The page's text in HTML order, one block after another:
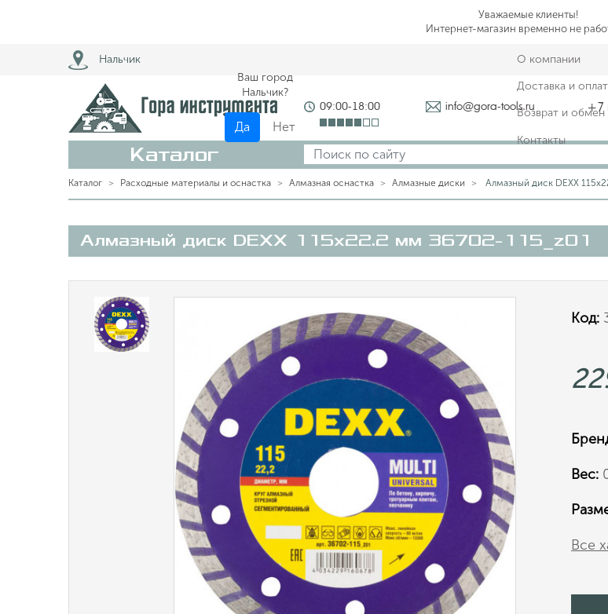
Уважаемые клиенты!
Интернет-магазин временно не
Нальчик
Ваш город
Нальчик?
Да Нет
О компании
Доставка и
Возврат и обмен
Контакты
09:00-18:00 info@gora-tools.ru +7
Каталог
Каталог Расходные материалы и оснастка Алмазная оснастка Алмазные диски Алмазный диск DEXX
Алмазный диск DEXX 115х22.2 мм 36702-115_z01
Код:
Вес:
Все